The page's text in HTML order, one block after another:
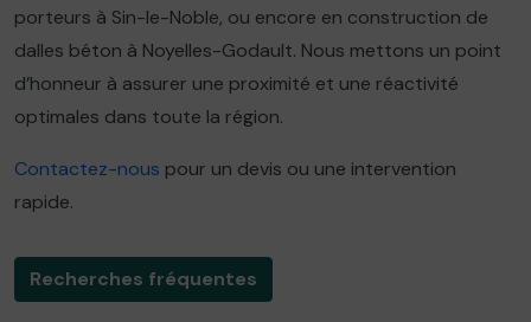
porteurs à Sin-le-Noble, ou encore en construction de
dalles béton à Noyelles-Godault. Nous mettons un point
d’honneur à assurer une proximité et une réactivité
optimales dans toute la région.
Contactez-nous pour un devis ou une intervention
rapide.
Recherches fréquentes